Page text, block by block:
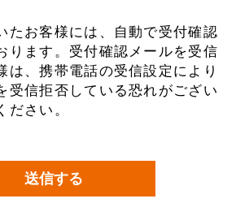
たお客様には、自動で受付確認
ります。受付確認メールを受信
は、携帯電話の受信設定により
受信拒否している恐れがござい
ださい。